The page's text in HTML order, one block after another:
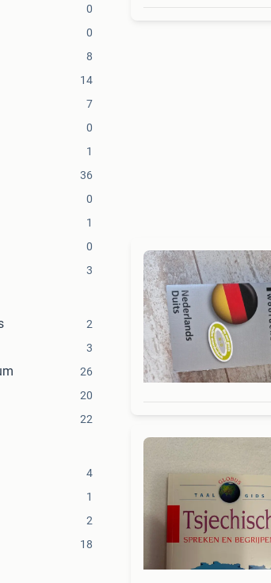
0
0
8
14
7
0
1
36
0
1
0
3
2
3
26
20
22
4
1
2
18